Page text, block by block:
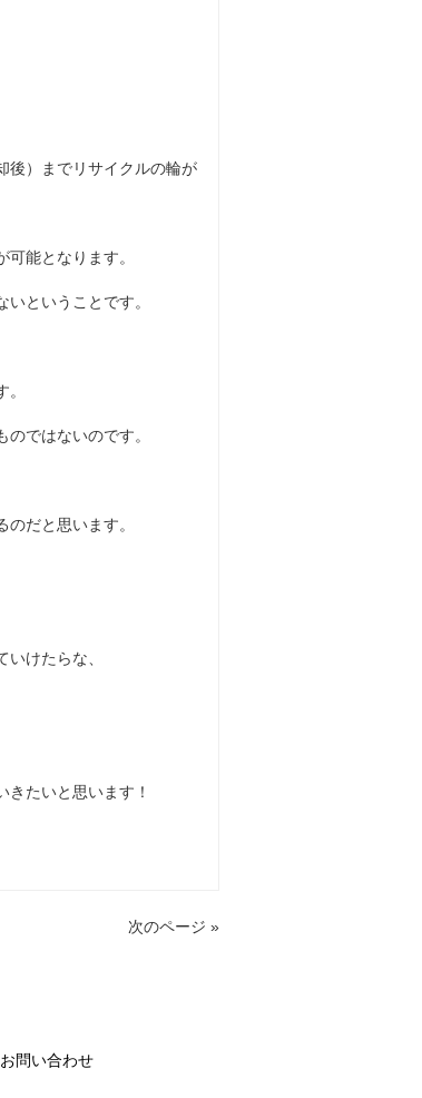
後）までリサイクルの輪が
能となります。
ということです。
ではないのです。
だと思います。
けたらな、
たいと思います！
次のページ »
お問い合わせ